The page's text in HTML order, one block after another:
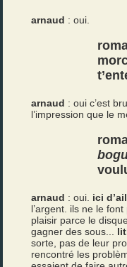
arnaud : oui.
arnaud : oui c’est
l’impression que le
arnaud : oui. ici
l’argent. ils ne le
plaisir parce le
gagner des sous...
sorte, pas de leur
rencontré les